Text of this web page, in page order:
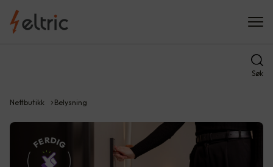
Søk
Nettbutikk Belysning